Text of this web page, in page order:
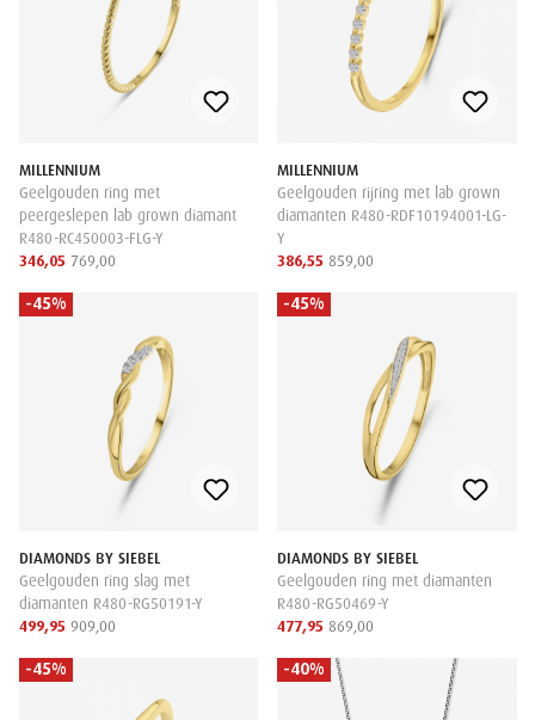
MILLENNIUM
Geelgouden ring met
peergeslepen lab grown diamant
R480-RC450003-FLG-Y
346,05 769,00
MILLENNIUM
Geelgouden rijring met lab grown
diamanten R480-RDF10194001-LG-
Y
386,55 859,00
-45%
DIAMONDS BY SIEBEL
Geelgouden ring slag met
diamanten R480-RG50191-Y
499,95 909,00
-45%
DIAMONDS BY SIEBEL
Geelgouden ring met diamanten
R480-RG50469-Y
477,95 869,00
-45% -40%